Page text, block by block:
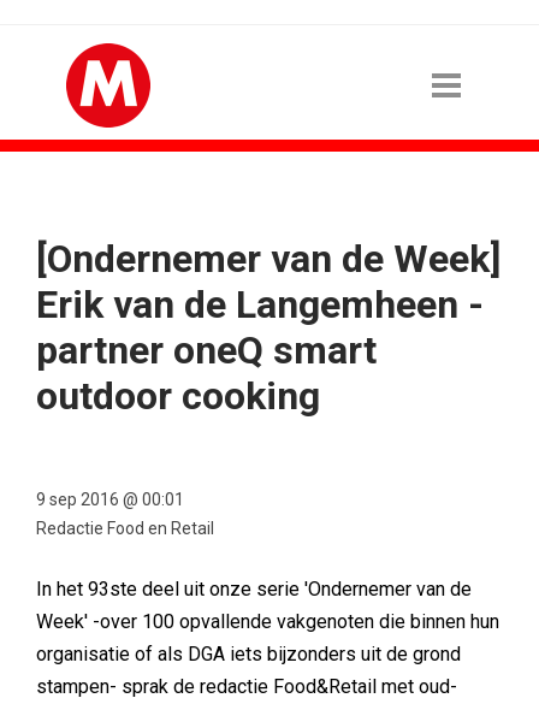
[Ondernemer van de Week]
Erik van de Langemheen -
partner oneQ smart
outdoor cooking
9 sep 2016 @ 00:01
Redactie Food en Retail
In het 93ste deel uit onze serie 'Ondernemer van de
Week' -over 100 opvallende vakgenoten die binnen hun
organisatie of als DGA iets bijzonders uit de grond
stampen- sprak de redactie Food&Retail met oud-